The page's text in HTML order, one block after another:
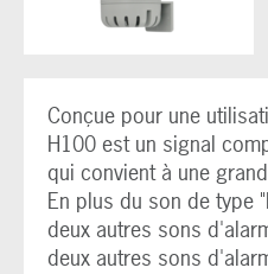
Conçue pour une
H100 est un signal
qui convient à une
En plus du son de type
deux autres sons
deux autres sons